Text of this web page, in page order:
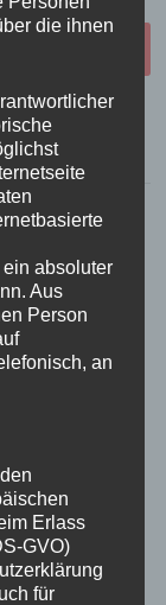
die ihnen
absoluter
Aus
Person
an
Erlass
GVO)
für